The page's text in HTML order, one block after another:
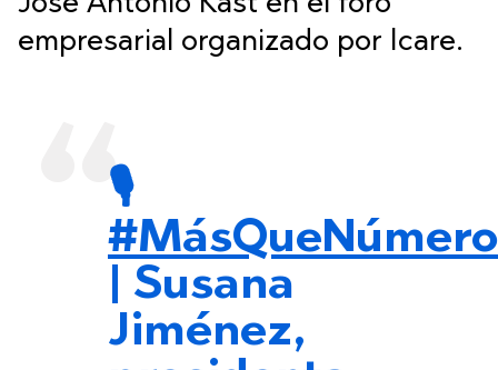
empresarial organizado por Icare.
🎙️
| Susana
Jiménez,